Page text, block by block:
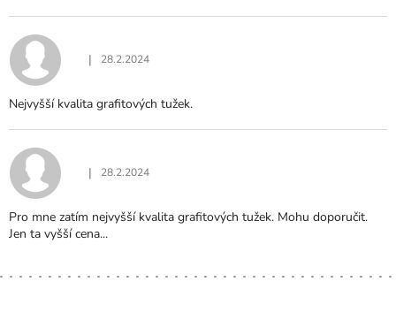
Hodnocení produktu je 5 z 5 hvězdiček.
| 28.2.2024
Nejvyšší kvalita grafitových tužek.
Hodnocení produktu je 5 z 5 hvězdiček.
| 28.2.2024
Pro mne zatím nejvyšší kvalita grafitových tužek. Mohu doporučit.
Jen ta vyšší cena...